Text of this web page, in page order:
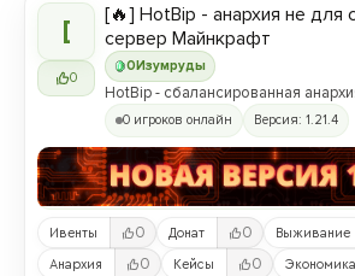
[
0
0 Изумруды
[🔥] HotBip - анархия не для
сервер Майнкрафт
HotBip - сбалансированная
0 игроков онлайн Версия: 1.21.4
Ивенты 0 Донат 0 Выживание
Анархия 0 Кейсы 0 Экономика